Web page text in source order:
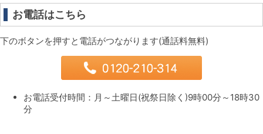
お電話はこちら
下のボタンを押すと電話がつながります(通話料無料)
お電話受付時間：月～土曜日(祝祭日除く)9時00分～18時30
分